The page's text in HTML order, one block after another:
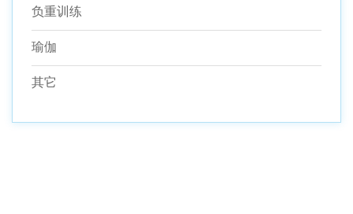
负重训练
瑜伽
其它